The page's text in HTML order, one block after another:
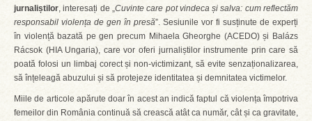
jurnaliștilor, interesați de „Cuvinte care pot vindeca și salva: cum reflectăm
responsabil violența de gen în presă”. Sesiunile vor fi susținute de experți
în violență bazată pe gen precum Mihaela Gheorghe (ACEDO) și Balázs
Rácsok (HIA Ungaria), care vor oferi jurnaliștilor instrumente prin care să
poată folosi un limbaj corect și non-victimizant, să evite senzaționalizarea,
să înțeleagă abuzului și să protejeze identitatea și demnitatea victimelor.
Miile de articole apărute doar în acest an indică faptul că violența împotriva
femeilor din România continuă să crească atât ca număr, cât și ca gravitate,